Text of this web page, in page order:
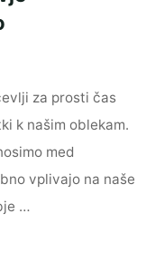
za prosti čas
k našim oblekam.
med
vplivajo na naše
…